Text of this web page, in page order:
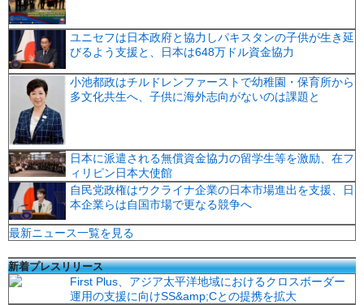
ユニセフは日本政府と協力しパキスタンの子供が生き延
びるよう支援と、日本は648万ドル資金協力
小池都政はチルドレンファーストで幼稚園・保育所から
多文化共生へ、子供に海外志向がないのは課題と
日本に派遣される無償資金協力の留学生等を激励、在フ
ィリピン日本大使館
自民党政権はウクライナ企業の日本市場進出を支援、日
本企業らは自国市場で更なる競争へ
最新ニュース一覧を見る
新着プレスリリース
First Plus、アジア太平洋地域におけるクロスボーダー
運用の支援に向けSS&amp;Cとの提携を拡大